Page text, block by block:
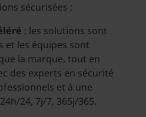
sécurisées ;
: les solutions sont
et les équipes sont
la marque, tout en
des experts en sécurité
et à une
24, 7j/7, 365j/365.